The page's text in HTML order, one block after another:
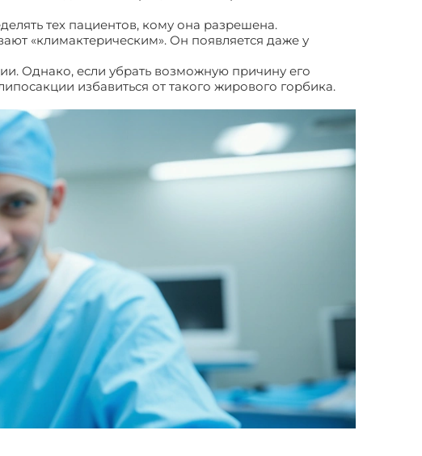
тех пациентов, кому она разрешена.
«климактерическим». Он появляется даже у
Однако, если убрать возможную причину его
избавиться от такого жирового горбика.